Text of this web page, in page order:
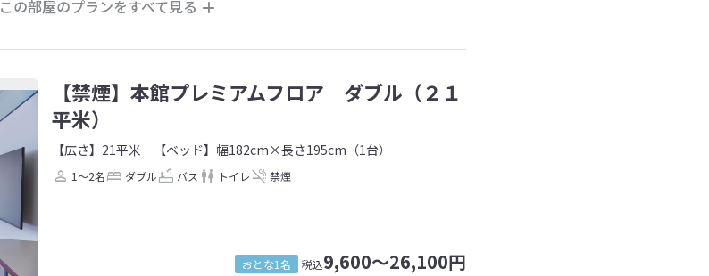
この部屋のプランをすべて見る
【禁煙】本館プレミアムフロア ダブル（２１
平米）
【広さ】21平米 【ベッド】幅182cm×長さ195cm（1台）
1～2名 ダブル バス トイレ 禁煙
おとな1名 税込9,600～26,100円